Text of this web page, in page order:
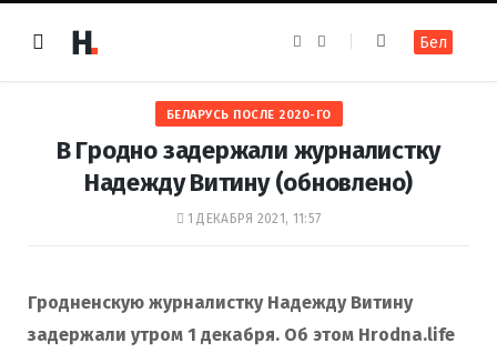
e
b
o
o
k
t
a
g
r
a
m
Бел
БЕЛАРУСЬ ПОСЛЕ 2020-ГО
В Гродно задержали журналистку
Надежду Витину (обновлено)
1 ДЕКАБРЯ 2021, 11:57
Гродненскую журналистку Надежду Витину
задержали утром 1 декабря. Об этом Hrodna.life